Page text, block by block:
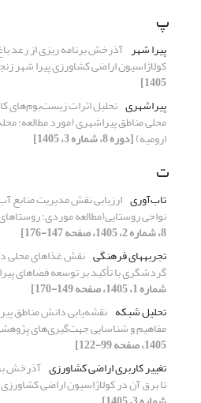
پ
پیرا شهر آذرخش برنامه ریزی از رعد
کولاژاسیون اراضی کشاورزی پیرا شهر
1405]
پیراشهری تحلیل اثرات زیست‌بوم‌های
محلی مناطق پیراشهری (مورد مطالعه:
ارومیه)[دوره 8، شماره 3، 1405]
ت
تاب‌آوری ارزیابی نقش مدیریت منابع­
نواحی­ روستایی(مطالعه موردی:
8، شماره 2، 1405، صفحه 147-176]
تجربه‏های فرهنگی نقش غذاهای محلی
گردشگری با تأکید بر توسعه فضاهای
شماره 1، 1405، صفحه 149-170]
تحلیل شبکه نقشه‌یابی دانش مناطق
مفاهیم و شناسایی جهت‌گیری‌های
1405، صفحه 99-122]
تغییر کاربری اراضی کشاورزی آذرخش
تا برق آن در کولاژاسیون اراضی